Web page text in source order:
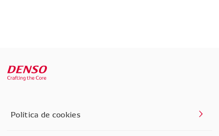
Política de cookies